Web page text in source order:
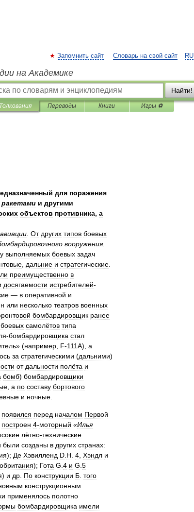
RU
Запомнить сайт Словарь на свой сайт
на Академике
Найти!
Толкования Переводы Книги Игры ⚽
для поражения
ракетами и другими
объектов противника, а
авиации От других типов боевых
вооружения.
выполняемых боевых задач
дальние и стратегические
преимущественно в
досягаемости истребителей-
— в оперативной и
или несколько театров военных
бомбардировщик ранее
боевых самолётов типа
-бомбардировщика стал
» (например F-111A), а
за стратегическими (дальними)
от дальности полёта и
бомб) бомбардировщики
а по составу бортового
и ночные
появился перед началом Первой
построен 4-моторный «Илья
лётно-технические
были созданы в других странах:
); Де Хэвилленд D H 4 Хэндл и
); Гота G 4 и G 5
) и др По конструкции Б того
конструкционным
применялось полотно
бомбардировщика имели